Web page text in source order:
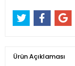
Ürün Açıklaması